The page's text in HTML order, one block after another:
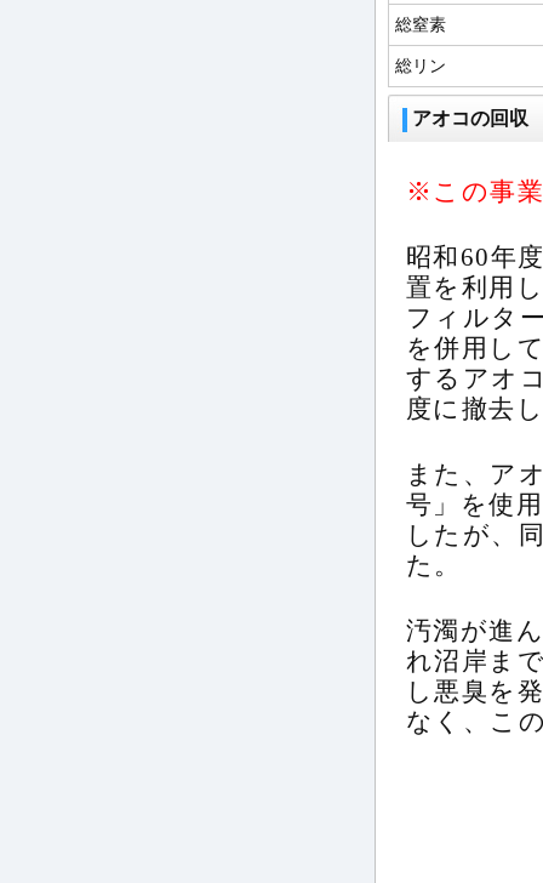
総窒素
総リン
アオコの回収
※この事
昭和60年
置を利用
フィルタ
を併用し
するアオ
度に撤去
また、ア
号」を使
したが、
た。
汚濁が進
れ沼岸ま
し悪臭を
なく、こ